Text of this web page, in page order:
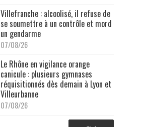
Villefranche : alcoolisé, il refuse de
se soumettre à un contrôle et mord
un gendarme
07/08/26
Le Rhône en vigilance orange
canicule : plusieurs gymnases
réquisitionnés dès demain à Lyon et
Villeurbanne
07/08/26